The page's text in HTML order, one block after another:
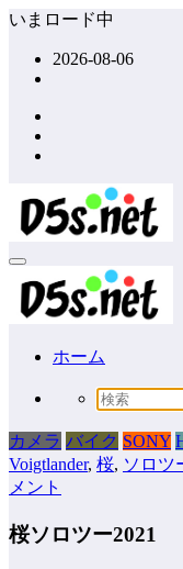
コ
ッ
プ
いまロード中
2026-08-06
ホーム
カメラ バイク SONY
Voigtlander, 桜, ソロツ
メント
桜ソロツー2021